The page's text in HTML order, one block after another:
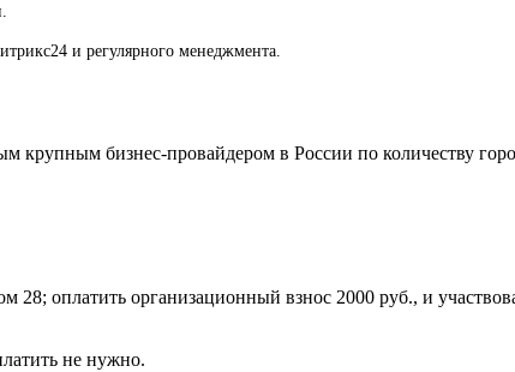
и регулярного менеджмента.
крупным бизнес-провайдером в России по количеству
28; оплатить организационный взнос 2000 руб., и
не нужно.